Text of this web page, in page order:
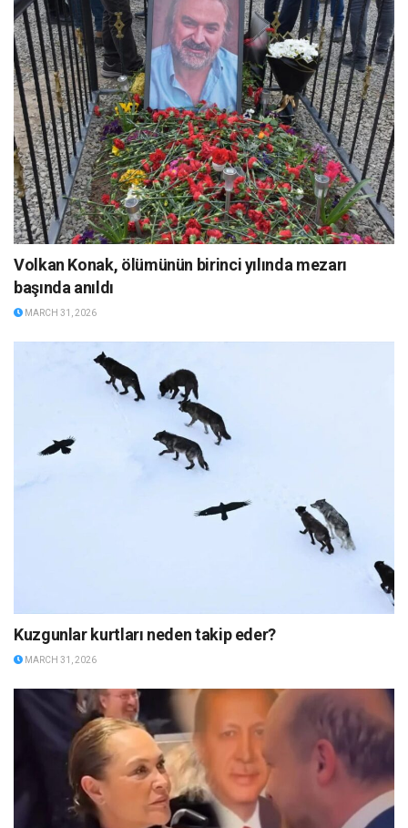
Volkan Konak, ölümünün birinci yılında mezarı
başında anıldı
MARCH 31, 2026
Kuzgunlar kurtları neden takip eder?
MARCH 31, 2026